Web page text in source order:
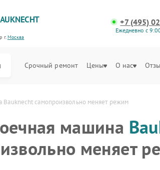
г.Москва
+7 (495)
Ежедневно с
Срочный ремонт Цены О нас
Bauknecht самопроизвольно меняет режим
машина
меняет